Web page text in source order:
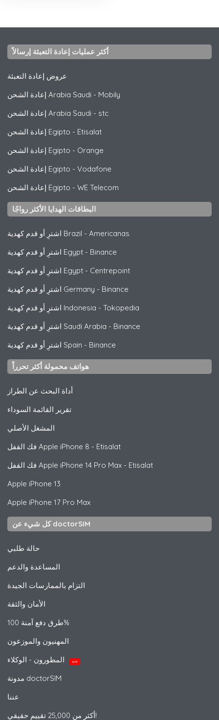
أكثر عمليات إعادة التعبئة إرسالاً
عروض إعادة التعبئة
إعادة الشحن Arabia Saudi - Mobily
إعادة الشحن Arabia Saudi - stc
إعادة الشحن Egipto - Etisalat
إعادة الشحن Egipto - Orange
إعادة الشحن Egipto - Vodafone
إعادة الشحن Egipto - WE Telecom
البطاقات الهدايا الأكثر رواجًا
اشترِ أو قدم كهدية Brazil - Americanas
اشترِ أو قدم كهدية Egypt - Binance
اشترِ أو قدم كهدية Egypt - Centrepoint
اشترِ أو قدم كهدية Germany - Binance
اشترِ أو قدم كهدية Indonesia - Tokopedia
اشترِ أو قدم كهدية Saudi Arabia - Binance
اشترِ أو قدم كهدية Spain - Binance
هواتف محمولة أكثر تحرراً
أداة البحث عن الطراز
تقرير القائمة السوداء
المشغل الأصلي
Apple iPhone 8 - Etisalat
Apple iPhone 14 Pro Max - Etisalat
Apple iPhone 13
Apple iPhone 17 Pro Max
كل شيء عن doctorSIM
حالة طلبي
المساعدة والدعم
التزام بالممارسات الجيدة
الأمان والثقة
طرق دفع آمنة 100%
المهنيون والموزعون
جديد
مدونة doctorSIM
عننا
أكثر من 25,000 تقييم حقيقي!